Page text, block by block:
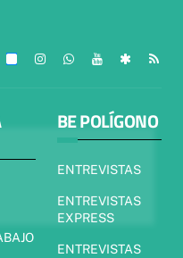
BE POLÍGONO
ENTREVISTAS
ENTREVISTAS
EXPRESS
ENTREVISTAS